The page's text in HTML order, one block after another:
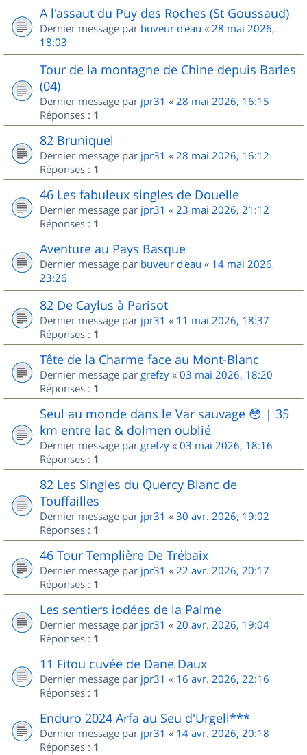
A l'assaut du Puy des Roches (St Goussaud)
Dernier message par buveur d'eau « 28 mai 2026,
18:03
Tour de la montagne de Chine depuis Barles
(04)
Dernier message par jpr31 « 28 mai 2026, 16:15
Réponses : 1
82 Bruniquel
Dernier message par jpr31 « 28 mai 2026, 16:12
Réponses : 1
46 Les fabuleux singles de Douelle
Dernier message par jpr31 « 23 mai 2026, 21:12
Réponses : 1
Aventure au Pays Basque
Dernier message par buveur d'eau « 14 mai 2026,
23:26
82 De Caylus à Parisot
Dernier message par jpr31 « 11 mai 2026, 18:37
Réponses : 1
Tête de la Charme face au Mont-Blanc
Dernier message par grefzy « 03 mai 2026, 18:20
Réponses : 1
Seul au monde dans le Var sauvage 😳 | 35
km entre lac & dolmen oublié
Dernier message par grefzy « 03 mai 2026, 18:16
Réponses : 1
82 Les Singles du Quercy Blanc de
Touffailles
Dernier message par jpr31 « 30 avr. 2026, 19:02
Réponses : 1
46 Tour Templière De Trébaix
Dernier message par jpr31 « 22 avr. 2026, 20:17
Réponses : 1
Les sentiers iodées de la Palme
Dernier message par jpr31 « 20 avr. 2026, 19:04
Réponses : 1
11 Fitou cuvée de Dane Daux
Dernier message par jpr31 « 16 avr. 2026, 22:16
Réponses : 1
Enduro 2024 Arfa au Seu d'Urgell***
Dernier message par jpr31 « 14 avr. 2026, 20:18
Réponses : 1